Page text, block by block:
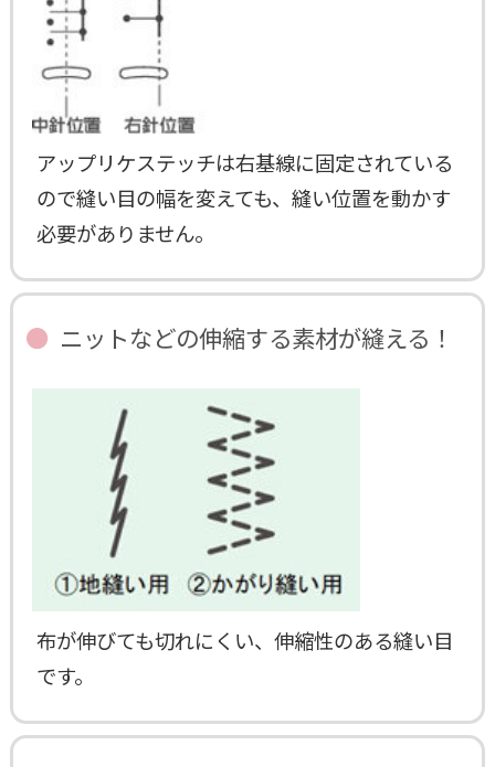
アップリケステッチは右基線に固定されている
ので縫い目の幅を変えても、縫い位置を動かす
必要がありません。
ニットなどの伸縮する素材が縫える！
布が伸びても切れにくい、伸縮性のある縫い目
です。